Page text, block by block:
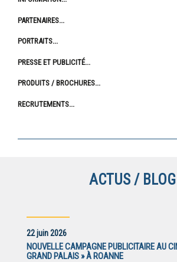
PARTENAIRES
PORTRAITS
PRESSE ET PUBLICITÉ
PRODUITS / BROCHURES
RECRUTEMENTS
ACTUS / BLOG
22 juin 2026
NOUVELLE CAMPAGNE PUBLICITAIRE AU
GRAND PALAIS » À ROANNE